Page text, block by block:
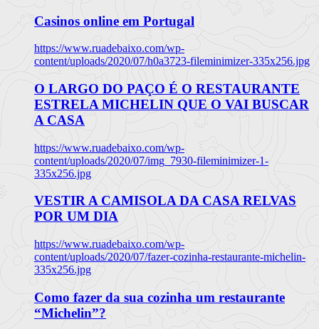
Casinos online em Portugal
https://www.ruadebaixo.com/wp-
content/uploads/2020/07/h0a3723-fileminimizer-335x256.jpg
O LARGO DO PAÇO É O RESTAURANTE
ESTRELA MICHELIN QUE O VAI BUSCAR
A CASA
https://www.ruadebaixo.com/wp-
content/uploads/2020/07/img_7930-fileminimizer-1-
335x256.jpg
VESTIR A CAMISOLA DA CASA RELVAS
POR UM DIA
https://www.ruadebaixo.com/wp-
content/uploads/2020/07/fazer-cozinha-restaurante-michelin-
335x256.jpg
Como fazer da sua cozinha um restaurante
“Michelin”?